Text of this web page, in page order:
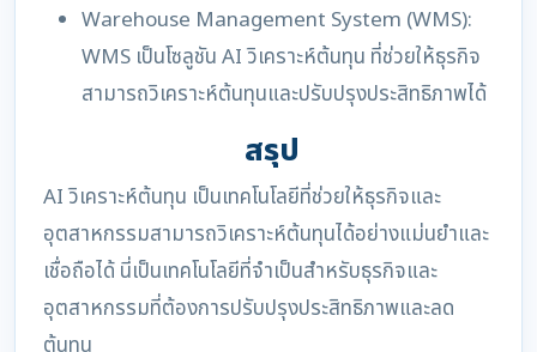
Warehouse Management System (WMS):
WMS เป็นโซลูชัน AI วิเคราะห์ต้นทุน ที่ช่วยให้ธุรกิจ
สามารถวิเคราะห์ต้นทุนและปรับปรุงประสิทธิภาพได้
สรุป
AI วิเคราะห์ต้นทุน เป็นเทคโนโลยีที่ช่วยให้ธุรกิจและ
อุตสาหกรรมสามารถวิเคราะห์ต้นทุนได้อย่างแม่นยำและ
เชื่อถือได้ นี่เป็นเทคโนโลยีที่จำเป็นสำหรับธุรกิจและ
อุตสาหกรรมที่ต้องการปรับปรุงประสิทธิภาพและลด